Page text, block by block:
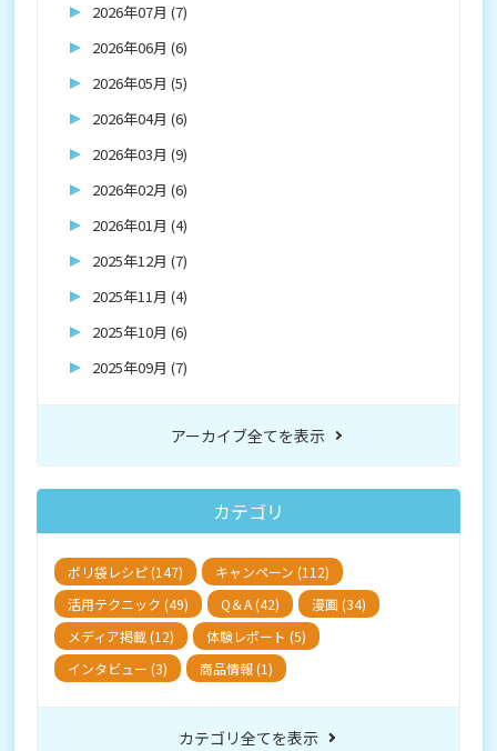
2026年07月 (7)
2026年06月 (6)
2026年05月 (5)
2026年04月 (6)
2026年03月 (9)
2026年02月 (6)
2026年01月 (4)
2025年12月 (7)
2025年11月 (4)
2025年10月 (6)
2025年09月 (7)
アーカイブ全てを表示
カテゴリ
ポリ袋レシピ (147)
キャンペーン (112)
活用テクニック (49)
Q＆A (42)
漫画 (34)
メディア掲載 (12)
体験レポート (5)
インタビュー (3)
商品情報 (1)
カテゴリ全てを表示